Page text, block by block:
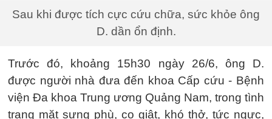
Sau khi được tích cực cứu chữa, sức khỏe ông
D. dần ổn định.
Trước đó, khoảng 15h30 ngày 26/6, ông D.
được người nhà đưa đến khoa Cấp cứu - Bệnh
viện Đa khoa Trung ương Quảng Nam, trong tình
trạng mặt sưng phù, co giật, khó thở, tức ngực,